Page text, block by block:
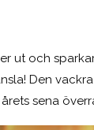
ut och
Den
sena